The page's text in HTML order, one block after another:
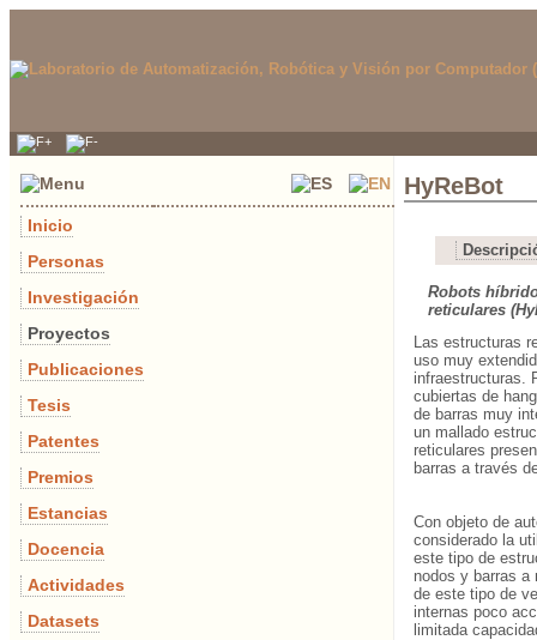
Inicio
Personas
Investigación
Proyectos
Publicaciones
Tesis
Patentes
Premios
Estancias
Docencia
Actividades
Datasets
HyReBot
Robots
reticulares
Las estructuras
uso muy
infraestructuras.
cubiertas de
de barras muy
un mallado
reticulares
barras a través
Con objeto de
considerado la
este tipo de
nodos y barras a
de este tipo de
internas poco
limitada